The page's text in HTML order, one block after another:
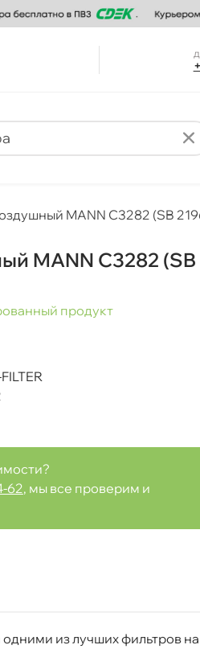
MANN C3282 (SB
MANN C3282 (SB
продукт
62, мы все проверим и
из лучших фильтров на